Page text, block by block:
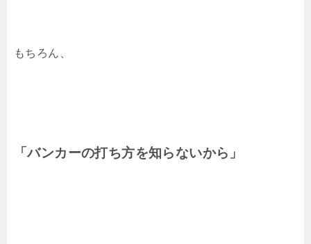
もちろん、
「バンカーの打ち方を知らないから」